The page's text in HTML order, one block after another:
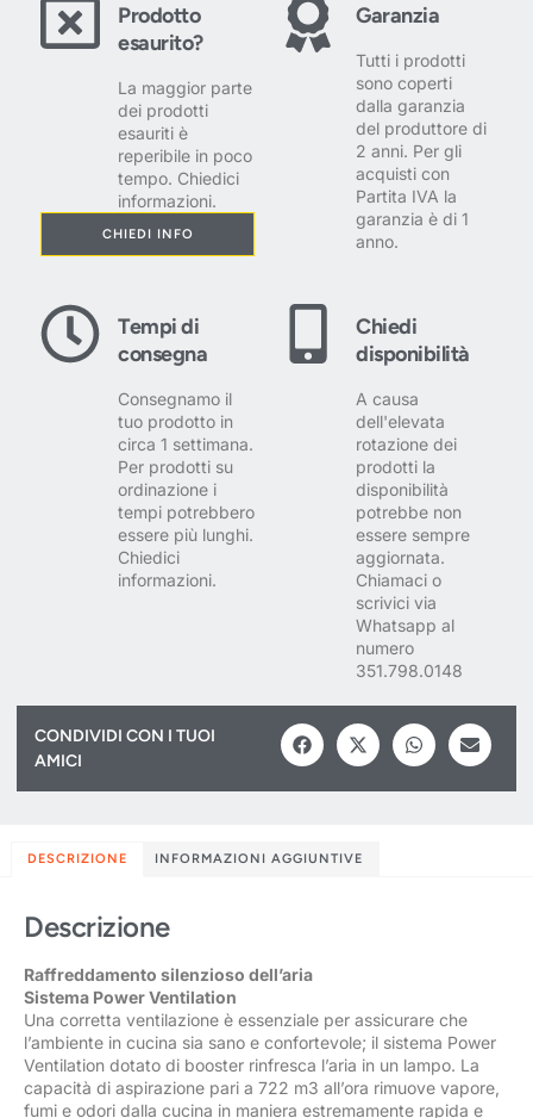
Prodotto
esaurito?
La maggior parte
dei prodotti
esauriti è
reperibile in poco
tempo. Chiedici
informazioni.
CHIEDI INFO
Garanzia
Tutti i prodotti
sono coperti
dalla garanzia
del produttore di
2 anni. Per gli
acquisti con
Partita IVA la
garanzia è di 1
anno.
Tempi di
consegna
Consegnamo il
tuo prodotto in
circa 1 settimana.
Per prodotti su
ordinazione i
tempi potrebbero
essere più lunghi.
Chiedici
informazioni.
Chiedi
disponibilità
A causa
dell'elevata
rotazione dei
prodotti la
disponibilità
potrebbe non
essere sempre
aggiornata.
Chiamaci o
scrivici via
Whatsapp al
numero
351.798.0148
CONDIVIDI CON I TUOI
AMICI
DESCRIZIONE INFORMAZIONI AGGIUNTIVE
Descrizione
Raffreddamento silenzioso dell’aria
Sistema Power Ventilation
Una corretta ventilazione è essenziale per assicurare che
l’ambiente in cucina sia sano e confortevole; il sistema Power
Ventilation dotato di booster rinfresca l’aria in un lampo. La
capacità di aspirazione pari a 722 m3 all’ora rimuove vapore,
fumi e odori dalla cucina in maniera estremamente rapida e